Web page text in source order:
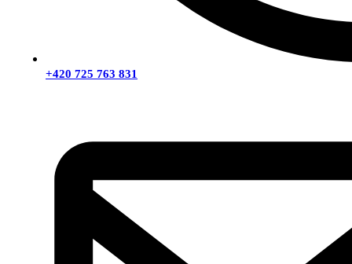
+420 725 763 831